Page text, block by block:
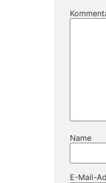
Name
E-Mail-